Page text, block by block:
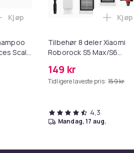
(LP) i handlekurven
Scalp
Legg K18 Airwash Dry Shampoo
Kjøp
Tilbehør 8 deler Xiaomi
Roborock S5 Max/S6
MAXV/S50/S51/S55/S5/
149 kr
Tidligere laveste pris: 159 kr
Kjøp
4,3
mandag, 17 aug.